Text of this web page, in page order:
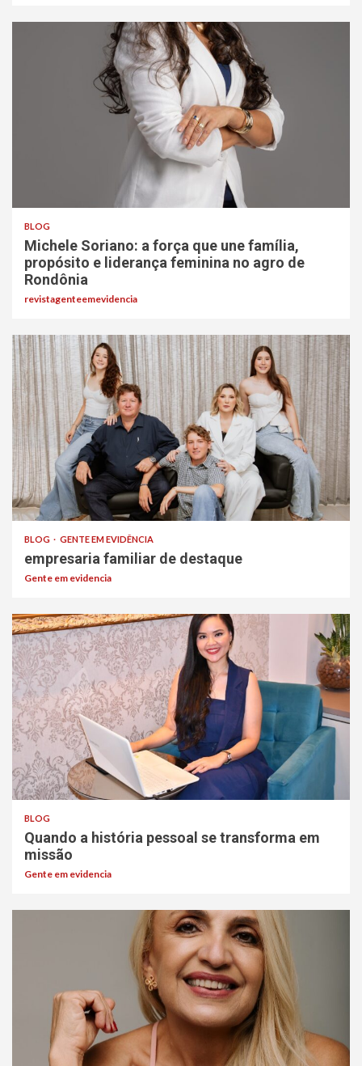
BLOG
Michele Soriano: a força que une família,
propósito e liderança feminina no agro de
Rondônia
revistagenteemevidencia
BLOG GENTE EM EVIDÊNCIA
empresaria familiar de destaque
Gente em evidencia
BLOG
Quando a história pessoal se transforma em
missão
Gente em evidencia